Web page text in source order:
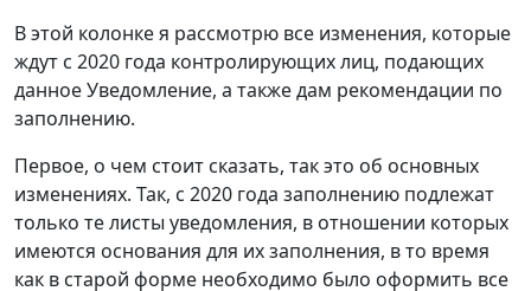
В этой колонке я рассмотрю все изменения, которые
ждут с 2020 года контролирующих лиц, подающих
данное Уведомление, а также дам рекомендации по
заполнению.
Первое, о чем стоит сказать, так это об основных
изменениях. Так, с 2020 года заполнению подлежат
только те листы уведомления, в отношении которых
имеются основания для их заполнения, в то время
как в старой форме необходимо было оформить все